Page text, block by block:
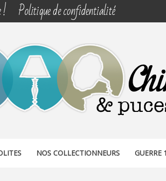
! Politique de confidentialité
NOS COLLECTIONNEURS GUERRE